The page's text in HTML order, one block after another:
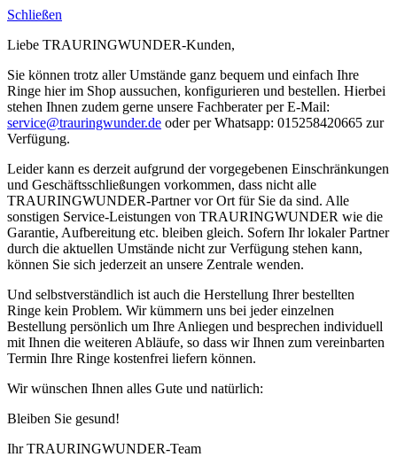
Schließen
Liebe TRAURINGWUNDER-Kunden,
Sie können trotz aller Umstände ganz bequem und einfach Ihre
Ringe hier im Shop aussuchen, konfigurieren und bestellen. Hierbei
stehen Ihnen zudem gerne unsere Fachberater per E-Mail:
service@trauringwunder.de oder per Whatsapp: 015258420665 zur
Verfügung.
Leider kann es derzeit aufgrund der vorgegebenen Einschränkungen
und Geschäftsschließungen vorkommen, dass nicht alle
TRAURINGWUNDER-Partner vor Ort für Sie da sind. Alle
sonstigen Service-Leistungen von TRAURINGWUNDER wie die
Garantie, Aufbereitung etc. bleiben gleich. Sofern Ihr lokaler Partner
durch die aktuellen Umstände nicht zur Verfügung stehen kann,
können Sie sich jederzeit an unsere Zentrale wenden.
Und selbstverständlich ist auch die Herstellung Ihrer bestellten
Ringe kein Problem. Wir kümmern uns bei jeder einzelnen
Bestellung persönlich um Ihre Anliegen und besprechen individuell
mit Ihnen die weiteren Abläufe, so dass wir Ihnen zum vereinbarten
Termin Ihre Ringe kostenfrei liefern können.
Wir wünschen Ihnen alles Gute und natürlich:
Bleiben Sie gesund!
Ihr TRAURINGWUNDER-Team